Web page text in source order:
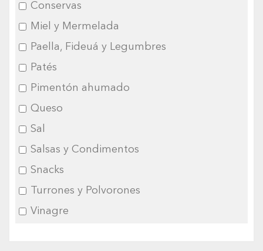
Conservas
Miel y Mermelada
Paella, Fideuá y Legumbres
Patés
Pimentón ahumado
Queso
Sal
Salsas y Condimentos
Snacks
Turrones y Polvorones
Vinagre